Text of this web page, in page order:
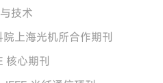
技术
上海光机所合作期刊
核心期刊